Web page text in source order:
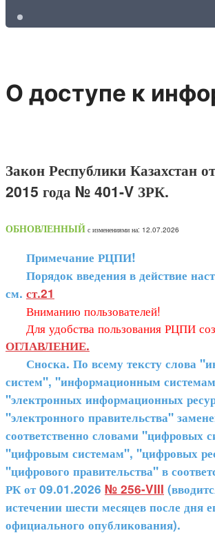
О доступе к
Закон Республики Казахстан
2015 года № 401-V ЗРК.
ОБНОВЛЕННЫЙ с изменениями на: 12.07.2026
Примечание РЦПИ!
Порядок введения в действие
см. ст.21
Вниманию пользователей!
Для удобства пользования РЦПИ
ОГЛАВЛЕНИЕ.
Сноска. По всему тексту слова
систем", "информационным
"электронных информационных
"электронного правительства"
соответственно словами "цифровых
"цифровым системам", "цифровых
"цифрового правительства" в
РК от 09.01.2026 № 256-VIII
истечении шести месяцев после дня
официального опубликования).